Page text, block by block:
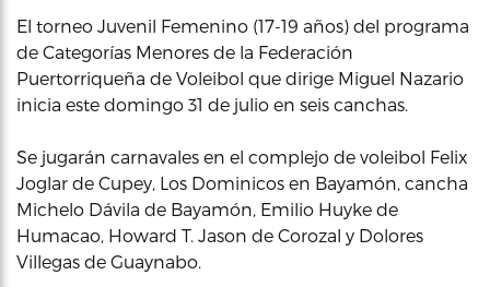
El torneo Juvenil Femenino (17-19 años) del programa
de Categorías Menores de la Federación
Puertorriqueña de Voleibol que dirige Miguel Nazario
inicia este domingo 31 de julio en seis canchas.
Se jugarán carnavales en el complejo de voleibol Felix
Joglar de Cupey, Los Dominicos en Bayamón, cancha
Michelo Dávila de Bayamón, Emilio Huyke de
Humacao, Howard T. Jason de Corozal y Dolores
Villegas de Guaynabo.